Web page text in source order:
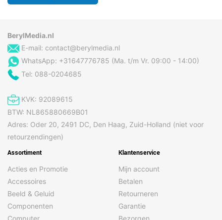
BerylMedia.nl
E-mail: contact@berylmedia.nl
WhatsApp: +31647776785 (Ma. t/m Vr. 09:00 - 14:00)
Tel: 088-0204685
KVK: 92089615
BTW: NL865880669B01
Adres: Oder 20, 2491 DC, Den Haag, Zuid-Holland (niet voor
retourzendingen)
Assortiment
Acties en Promotie
Accessoires
Beeld & Geluid
Componenten
Computer
Klantenservice
Mijn account
Betalen
Retourneren
Garantie
Bezorgen